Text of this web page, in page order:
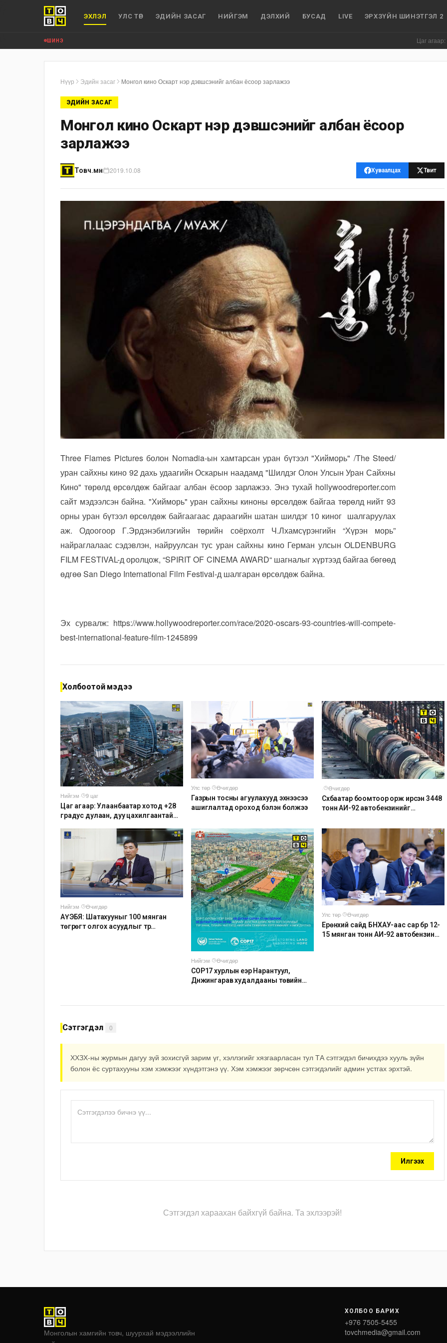
ЭХЛЭЛ УЛС ТӨР ЭДИЙН ЗАСАГ НИЙГЭМ ДЭЛХИЙ БУСАД LIVE ЭРХЗҮЙН ШИНЭТГЭЛ 2
ШИНЭ Цаг агаар:
Нүүр Эдийн засаг Монгол кино Оскарт нэр дэвшсэнийг албан ёсоор зарлажээ
ЭДИЙН ЗАСАГ
Монгол кино Оскарт нэр дэвшсэнийг албан ёсоор
зарлажээ
Товч.мн 2019.10.08 Хуваалцах Твит
Three Flames Pictures болон Nomadia-ын хамтарсан уран бүтээл "Хийморь" /The Steed/
уран сайхны кино 92 дахь удаагийн Оскарын наадамд "Шилдэг Олон Улсын Уран Сайхны
Кино" төрөлд өрсөлдөж байгааг албан ёсоор зарлажээ. Энэ тухай hollywoodreporter.com
сайт мэдээлсэн байна. "Хийморь" уран сайхны киноны өрсөлдөж байгаа төрөлд нийт 93
орны уран бүтээл өрсөлдөж байгаагаас дараагийн шатан шилдэг 10 киног шалгаруулах
аж. Одоогоор Г.Эрдэнэбилэгийн төрийн соёрхолт Ч.Лхамсүрэнгийн “Хүрэн морь”
найраглалаас сэдэвлэн, найруулсан тус уран сайхны кино Герман улсын OLDENBURG
FILM FESTIVAL-д оролцож, “SPIRIT OF CINEMA AWARD“ шагналыг хүртээд байгаа бөгөөд
өдгөө San Diego International Film Festival-д шалгаран өрсөлдөж байна.
Эх сурвалж: https://www.hollywoodreporter.com/race/2020-oscars-93-countries-will-compete-
best-international-feature-film-1245899
Холбоотой мэдээ
Нийгэм·
9 цаг
Цаг агаар: Улаанбаатар хотод +28
градус дулаан, дуу цахилгаантай
Улс төр·
Өчигдөр
Газрын тосны агуулахууд эхнээсээ
ашиглалтад ороход бэлэн болжээ
·
Өчигдөр
Сүхбаатар боомтоор орж ирсэн 3448
тонн АИ-92 автобензинийг
зохион байгуулж байна
Нийгэм·
Өчигдөр
АҮЭБЯ: Шатахууныг 100 мянган
төгрөгт олгох асуудлыг түр
Нийгэм·
Өчигдөр
COP17 хурлын үеэр Нарантуул,
Дүнжингарав худалдааны төвийн
Улс төр·
Өчигдөр
Ерөнхий сайд БНХАУ-аас сар бүр 12-
15 мянган тонн АИ-92 автобензин
Сэтгэгдэл 0
ХХЗХ-ны журмын дагуу зүй зохисгүй зарим үг, хэллэгийг хязгаарласан тул ТА сэтгэгдэл бичихдээ хууль зүйн
болон ёс суртахууны хэм хэмжээг хүндэтгэнэ үү. Хэм хэмжээг зөрчсөн сэтгэгдэлийг админ устгах эрхтэй.
Илгээх
Сэтгэгдэл хараахан байхгүй байна. Та эхлээрэй!
Монголын хамгийн товч, шуурхай мэдээллийн
ХОЛБОО БАРИХ
+976 7505-5455
tovchmedia@gmail.com